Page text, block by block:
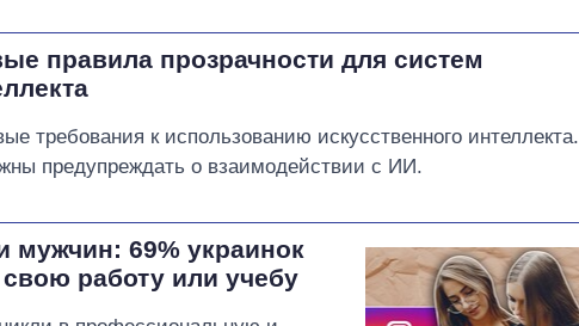
правила прозрачности для систем
требования к использованию искусственного интеллекта.
предупреждать о взаимодействии с ИИ.
69% украинок
работу или учебу